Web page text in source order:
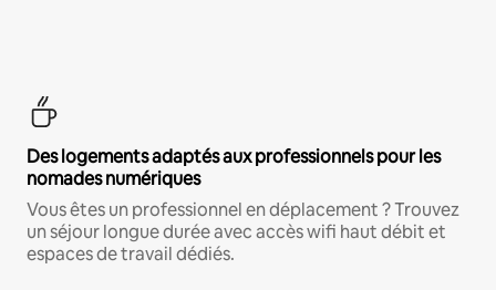
Des logements adaptés aux professionnels pour les
nomades numériques
Vous êtes un professionnel en déplacement ? Trouvez
un séjour longue durée avec accès wifi haut débit et
espaces de travail dédiés.